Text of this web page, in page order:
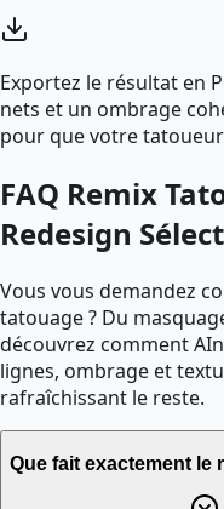
Exportez le résultat en
nets et un ombrage
pour que votre
FAQ Remix
Redesign
Vous vous demandez
tatouage ? Du
découvrez comment
lignes, ombrage et
rafraîchissant le reste.
Que fait exactement le